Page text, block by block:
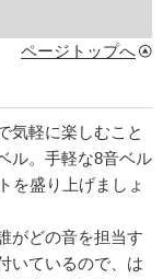
ページトップへ
気軽に楽しむこと
ル。手軽な8音ベル
を盛り上げましょ
がどの音を担当す
いているので、は